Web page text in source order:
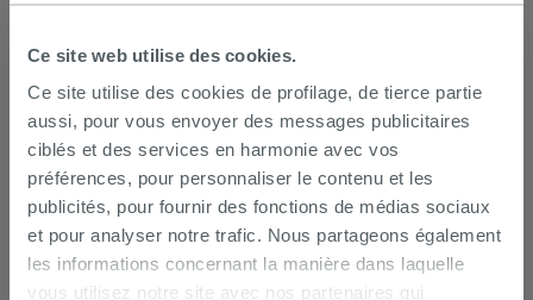
Ce site web utilise des cookies.
Ce site utilise des cookies de profilage, de tierce partie
aussi, pour vous envoyer des messages publicitaires
ciblés et des services en harmonie avec vos
préférences, pour personnaliser le contenu et les
publicités, pour fournir des fonctions de médias sociaux
et pour analyser notre trafic. Nous partageons également
les informations concernant la manière dans laquelle
vous utilisez notre site avec nos partenaires qui
AJOUTER AU PANIER